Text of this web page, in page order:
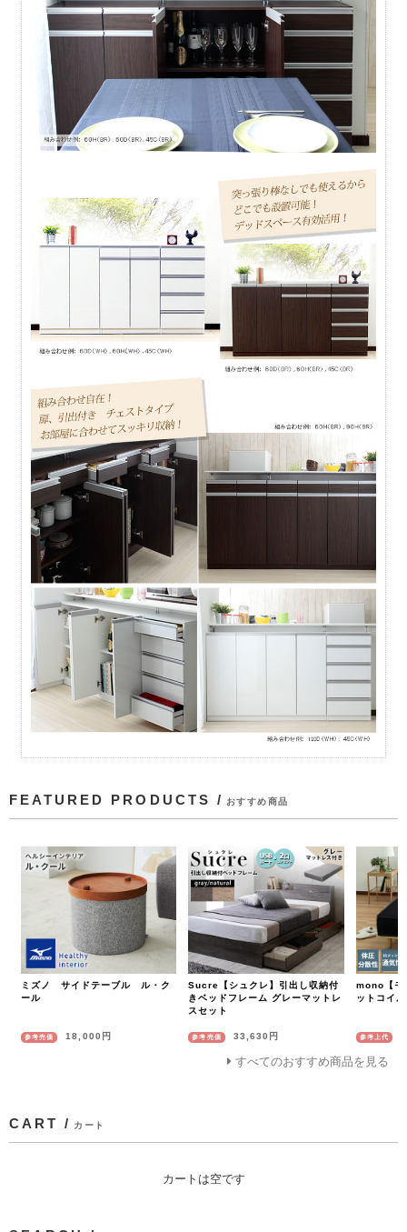
FEATURED PRODUCTS / おすすめ商品
ミズノ サイドテーブル ル・ク
ール
参考売価 18,000円
Sucre【シュクレ】引出し収納付
きベッドフレーム グレーマットレ
スセット
参考売価 33,630円
mono【モ
ットコイ
参考上代
すべてのおすすめ商品を見る
CART / カート
カートは空です